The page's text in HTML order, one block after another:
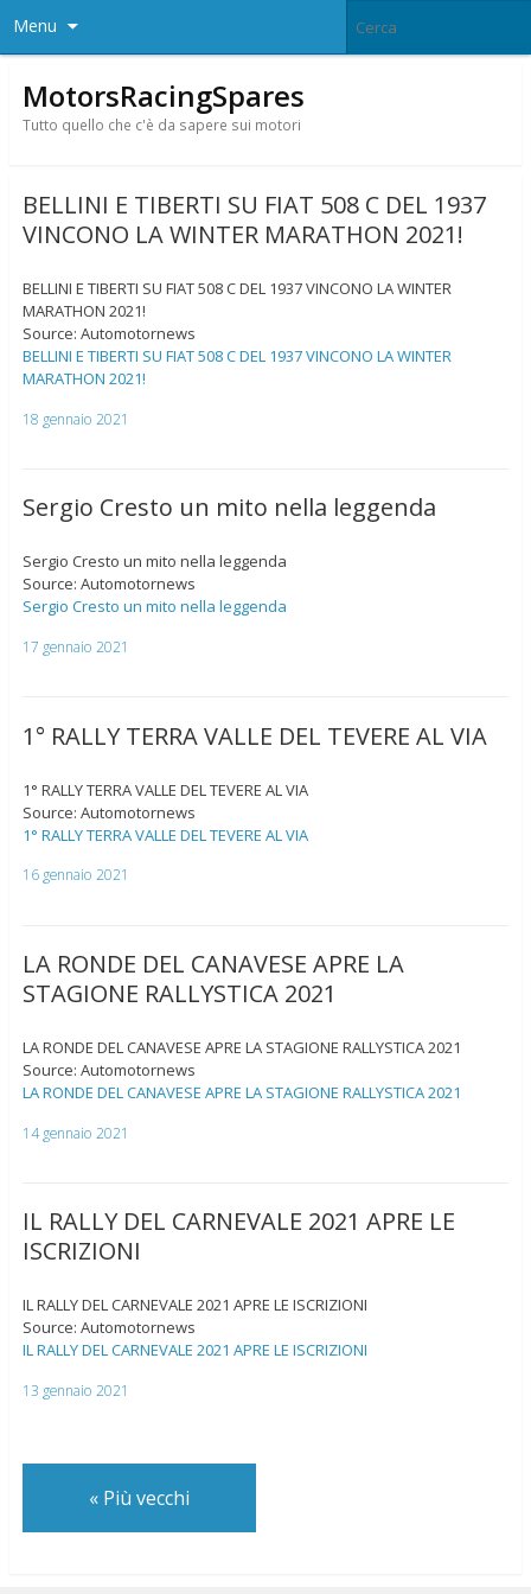
Menu
MotorsRacingSpares
Tutto quello che c'è da sapere sui motori
BELLINI E TIBERTI SU FIAT 508 C DEL 1937
VINCONO LA WINTER MARATHON 2021!
BELLINI E TIBERTI SU FIAT 508 C DEL 1937 VINCONO LA WINTER
MARATHON 2021!
Source: Automotornews
BELLINI E TIBERTI SU FIAT 508 C DEL 1937 VINCONO LA WINTER
MARATHON 2021!
18 gennaio 2021
Sergio Cresto un mito nella leggenda
Sergio Cresto un mito nella leggenda
Source: Automotornews
Sergio Cresto un mito nella leggenda
17 gennaio 2021
1° RALLY TERRA VALLE DEL TEVERE AL VIA
1° RALLY TERRA VALLE DEL TEVERE AL VIA
Source: Automotornews
1° RALLY TERRA VALLE DEL TEVERE AL VIA
16 gennaio 2021
LA RONDE DEL CANAVESE APRE LA
STAGIONE RALLYSTICA 2021
LA RONDE DEL CANAVESE APRE LA STAGIONE RALLYSTICA 2021
Source: Automotornews
LA RONDE DEL CANAVESE APRE LA STAGIONE RALLYSTICA 2021
14 gennaio 2021
IL RALLY DEL CARNEVALE 2021 APRE LE
ISCRIZIONI
IL RALLY DEL CARNEVALE 2021 APRE LE ISCRIZIONI
Source: Automotornews
IL RALLY DEL CARNEVALE 2021 APRE LE ISCRIZIONI
13 gennaio 2021
«Più vecchi